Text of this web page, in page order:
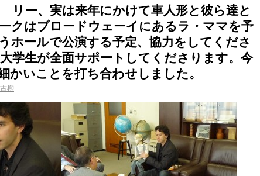
ー、実は来年にかけて車人形と彼ら達と
クはブロードウェーイにあるラ・ママを予
ホールで公演する予定、協力をしてくださ
学生が全面サポートしてくださります。今
かいことを打ち合わせしました。
柳